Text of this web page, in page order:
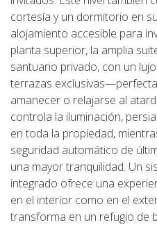
cortesía y un dormitorio en
alojamiento accesible para
planta superior, la amplia
santuario privado, con un
terrazas
amanecer o relajarse al
controla la iluminación,
en toda la propiedad,
seguridad automático de
una mayor tranquilidad. Un
integrado ofrece una
en el interior como en el
transforma en un refugio de